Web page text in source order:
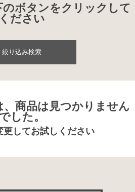
ボタンをクリックして
ください
絞り込み検索
、商品は見つかりません
でした。
更してお試しください